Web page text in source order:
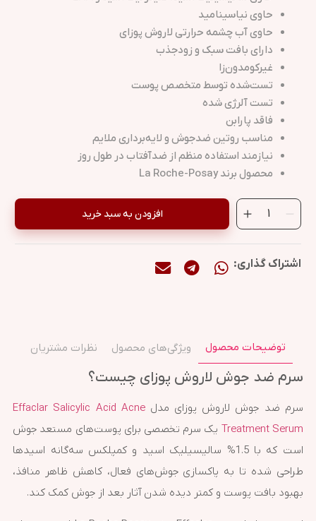
حاوی نیاسینامید
حاوی آب چشمه حرارتی لاروش پوزای
دارای بافت سبک و زودجذب
غیرکومدون‌زا
تست‌شده توسط متخصص پوست
تست آلرژی شده
فاقد پارابن
مناسب روتین ضدجوش و لایه‌برداری ملایم
نیازمند استفاده منظم از ضدآفتاب در طول روز
محصول برند La Roche-Posay
افزودن به سبد خرید
اشتراک گذاری:
توضیحات محصول ویژگی‌های محصول نظرات مشتریان
سرم ضد جوش لاروش پوزای چیست؟
سرم ضد جوش لاروش پوزای مدلEffaclar Salicylic Acid Acne
Treatment Serum یک سرم تخصصی برای پوست‌های مستعد جوش
است که با 1.5% سالیسیلیک اسید و کمپلکس سه‌گانه اسیدها
طراحی شده تا به پاکسازی جوش‌های فعال، کاهش ظاهر منافذ،
بهبود بافت پوست و کمتر دیده شدن آثار بعد از جوش کمک کند.